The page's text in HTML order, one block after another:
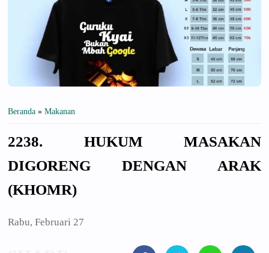
Beranda » Makanan
2238. HUKUM MASAKAN
DIGORENG DENGAN ARAK
(KHOMR)
Rabu, Februari 27